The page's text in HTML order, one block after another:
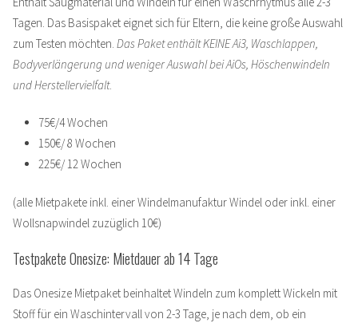
Tagen. Das Basispaket eignet sich für Eltern, die keine große Auswahl
zum Testen möchten. Das Paket enthält KEINE Ai3, Waschlappen,
Bodyverlängerung und weniger Auswahl bei AiOs, Höschenwindeln
und Herstellervielfalt.
75€/4 Wochen
150€/ 8 Wochen
225€/ 12 Wochen
(alle Mietpakete inkl. einer Windelmanufaktur Windel oder inkl. einer
Wollsnapwindel zuzüglich 10€)
Testpakete Onesize: Mietdauer ab 14 Tage
Das Onesize Mietpaket beinhaltet Windeln zum komplett Wickeln mit
Stoff für ein Waschintervall von 2-3 Tage, je nach dem, ob ein